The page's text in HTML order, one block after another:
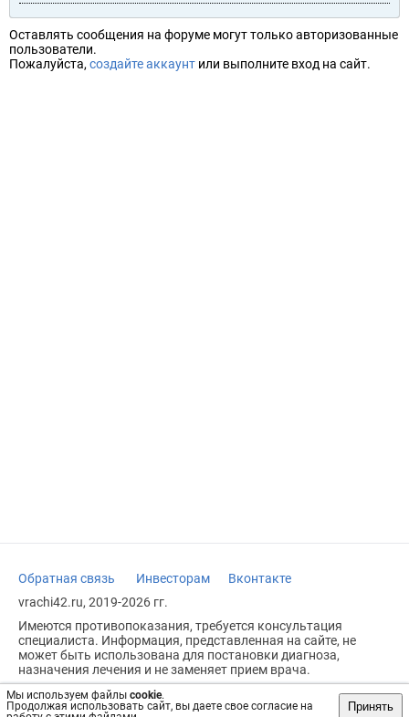
Мы используем файлы cookie.
Продолжая использовать сайт, вы даете свое согласие на
Принять
Оставлять сообщения на форуме могут только авторизованные
пользователи.
Пожалуйста, создайте аккаунт или выполните вход на сайт.
Обратная связь Инвесторам
Вконтакте
vrachi42.ru, 2019-2026 гг.
Имеются противопоказания, требуется консультация
специалиста. Информация, представленная на сайте, не
может быть использована для постановки диагноза,
назначения лечения и не заменяет прием врача.
Возрастное ограничение: 18+